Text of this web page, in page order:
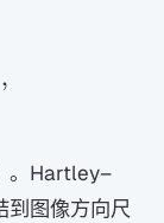
,
。Hartley–
到图像方向尺